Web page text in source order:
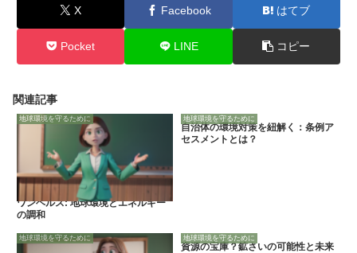
X Facebook はてブ
Pocket LINE コピー
関連記事
地球環境を守るために
ワンヘルス: 地球環境とエネルギー
の調和
地球環境を守るために
自治体の環境対策を紐解く：条例ア
セスメントとは？
地球環境を守るために 地球環境を守るために
資源の宝庫？鉱さいの可能性と未来